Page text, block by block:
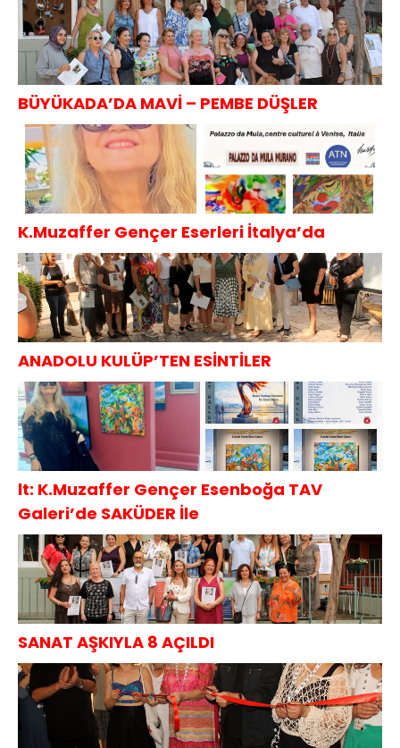
BÜYÜKADA’DA MAVİ – PEMBE DÜŞLER
K.Muzaffer Gençer Eserleri İtalya’da
ANADOLU KULÜP’TEN ESİNTİLER
lt: K.Muzaffer Gençer Esenboğa TAV
Galeri’de SAKÜDER İle
SANAT AŞKIYLA 8 AÇILDI